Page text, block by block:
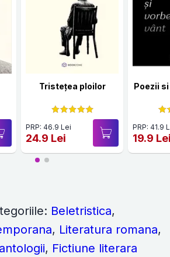
Tristețea ploilor
PRP: 46.9 Lei
24.9 Lei
Poezii
PRP: 41.9
19.9
Beletristica,
, Literatura romana,
, Fictiune literara